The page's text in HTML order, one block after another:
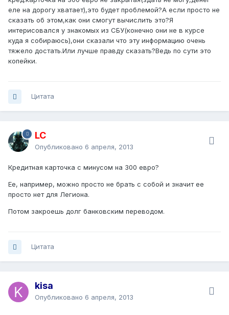
еле на дорогу хватает),это будет проблемой?А если просто не
сказать об этом,как они смогут вычислить это?Я
интерисовался у знакомых из СБУ(конечно они не в курсе
куда я собираюсь),они сказали что эту информацию очень
тяжело достать.Или лучше правду сказать?Ведь по сути это
копейки.
Цитата
LC
Опубликовано 6 апреля, 2013
Кредитная карточка с минусом на 300 евро?
Ее, например, можно просто не брать с собой и значит ее
просто нет для Легиона.
Потом закроешь долг банковским переводом.
Цитата
kisa
Опубликовано 6 апреля, 2013